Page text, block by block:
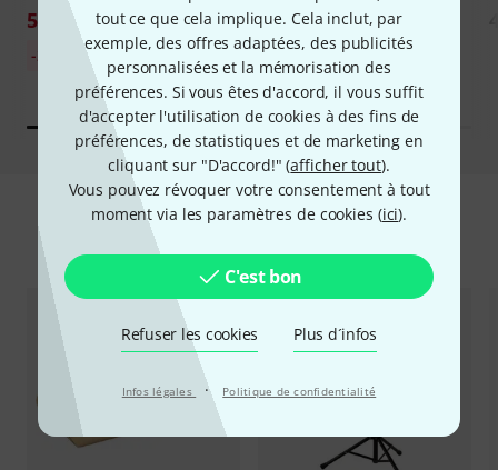
tout ce que cela implique. Cela inclut, par
exemple, des offres adaptées, des publicités
personnalisées et la mémorisation des
préférences. Si vous êtes d'accord, il vous suffit
d'accepter l'utilisation de cookies à des fins de
préférences, de statistiques et de marketing en
cliquant sur "D'accord!" (afficher tout).
Vous pouvez révoquer votre consentement à tout
moment via les paramètres de cookies (ici).
C'est bon
Refuser les cookies Plus d´infos
Infos légales · Politique de confidentialité
58 €
Meilleur prix sur 30
jours: 77 €
-25%
Acoustic/Electric Capo
4,75 €